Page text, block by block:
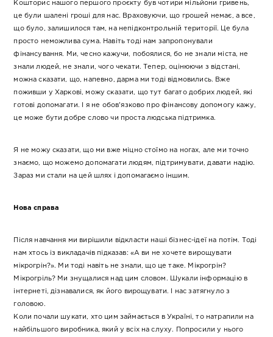
Кошторис нашого першого проєкту був чотири мільйони гривень,
це були шалені гроші для нас. Враховуючи, що грошей немає, а все,
що було, залишилося там, на непідконтрольній території. Це була
просто неможлива сума. Навіть тоді нам запропонували
фінансування. Ми, чесно кажучи, побоялися, бо не знали міста, не
знали людей, не знали, чого чекати. Тепер, оцінюючи з відстані,
можна сказати, що, напевно, дарма ми тоді відмовились. Вже
поживши у Харкові, можу сказати, що тут багато добрих людей, які
готові допомагати. І я не обов’язково про фінансову допомогу кажу,
це може бути добре слово чи проста людська підтримка.
Я не можу сказати, що ми вже міцно стоїмо на ногах, але ми точно
знаємо, що можемо допомагати людям, підтримувати, давати надію.
Зараз ми стали на цей шлях і допомагаємо іншим.
Нова справа
Після навчання ми вирішили відкласти наші бізнес-ідеї на потім. Тоді
нам хтось із викладачів підказав: «А ви не хочете вирощувати
мікрогрін?». Ми тоді навіть не знали, що це таке. Мікрогрін?
Мікрогріль? Ми знущалися над цим словом. Шукали інформацію в
інтернеті, дізнавалися, як його вирощувати. І нас затягнуло з
головою.
Коли почали шукати, хто цим займається в Україні, то натрапили на
найбільшого виробника, який у всіх на слуху. Попросили у нього